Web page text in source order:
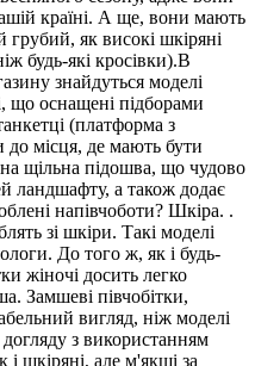
країні. А ще, вони мають
грубий, як високі шкіряні
будь-які кросівки).В
знайдуться моделі
що оснащені підборами
(платформа з
до місця, де мають бути
щільна підошва, що чудово
ландшафту, а також додає
напівчоботи? Шкіра. .
зі шкіри. Такі моделі
До того ж, як і будь-
жіночі досить легко
Замшеві півчобітки,
вигляд, ніж моделі
з використанням
і шкіряні, але м'якші за